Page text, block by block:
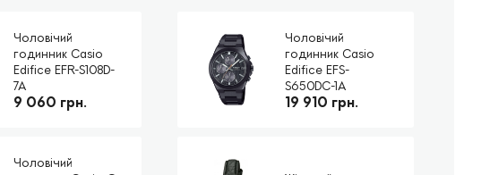
Чоловічий
годинник Casio
Edifice EFR-S108D-
7A
9 060 грн.
Чоловічий
годинник Casio
Edifice EFS-
S650DC-1A
19 910 грн.
Чоловічий